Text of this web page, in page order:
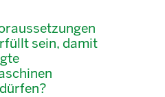
sein, damit